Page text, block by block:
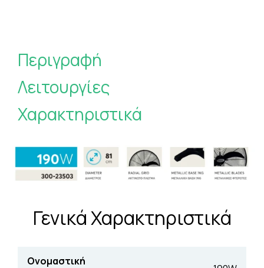
Περιγραφή
Λειτουργίες
Χαρακτηριστικά
Γενικά Χαρακτηριστικά
Ονομαστική